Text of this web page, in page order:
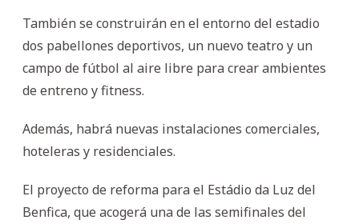
También se construirán en el entorno del estadio
dos pabellones deportivos, un nuevo teatro y un
campo de fútbol al aire libre para crear ambientes
de entreno y fitness.
Además, habrá nuevas instalaciones comerciales,
hoteleras y residenciales.
El proyecto de reforma para el Estádio da Luz del
Benfica, que acogerá una de las semifinales del